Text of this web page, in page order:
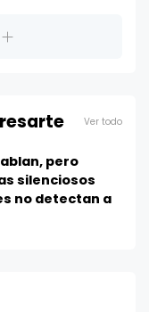
Ver todo
pero
silenciosos
no detectan a